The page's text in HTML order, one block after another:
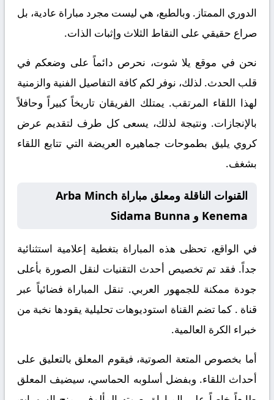
الدوري الممتاز . وبالطبع، هي ليست مجرد مباراة عادية، بل
صراع حقيقي على النقاط الثلاث وإثبات الذات.
نحن في موقع يلا شوت، نحرص دائماً على وضعكم في
قلب الحدث. لذلك، نوفر لكم كافة التفاصيل الفنية والزمنية
لهذا اللقاء المرتقب. يمتلك الفريقان تاريخاً كبيراً وحافلاً
بالإنجازات. ونتيجة لذلك، يسعى كل طرف لتقديم عرض
كروي يليق بطموحات جماهيره العريضة التي تتابع اللقاء
بشغف.
القنوات الناقلة ومعلق مباراة Arba Minch
Kenema و Sidama Bunna
في الواقع، تحظى هذه المباراة بتغطية إعلامية استثنائية
جداً. فقد تم تخصيص أحدث التقنيات لنقل الصورة بأعلى
جودة ممكنة للجمهور العربي. تنقل المباراة فضائياً عبر
قناة . كما تضم القناة استوديوهات تحليلية يقودها نخبة من
خبراء الكرة العالمية.
أما بخصوص المتعة الصوتية، فيقوم المعلق بالتعليق على
أحداث اللقاء. وبفضل أسلوبه الحماسي، سيضيف المعلق